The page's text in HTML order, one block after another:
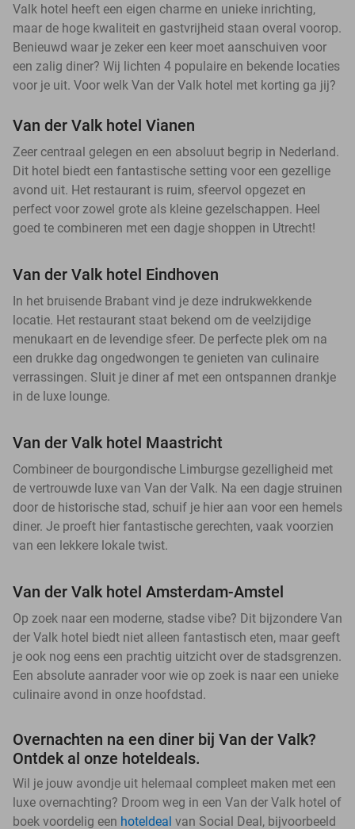
Valk hotel heeft een eigen charme en unieke inrichting,
maar de hoge kwaliteit en gastvrijheid staan overal voorop.
Benieuwd waar je zeker een keer moet aanschuiven voor
een zalig diner? Wij lichten 4 populaire en bekende locaties
voor je uit. Voor welk Van der Valk hotel met korting ga jij?
Van der Valk hotel Vianen
Zeer centraal gelegen en een absoluut begrip in Nederland.
Dit hotel biedt een fantastische setting voor een gezellige
avond uit. Het restaurant is ruim, sfeervol opgezet en
perfect voor zowel grote als kleine gezelschappen. Heel
goed te combineren met een dagje shoppen in Utrecht!
Van der Valk hotel Eindhoven
In het bruisende Brabant vind je deze indrukwekkende
locatie. Het restaurant staat bekend om de veelzijdige
menukaart en de levendige sfeer. De perfecte plek om na
een drukke dag ongedwongen te genieten van culinaire
verrassingen. Sluit je diner af met een ontspannen drankje
in de luxe lounge.
Van der Valk hotel Maastricht
Combineer de bourgondische Limburgse gezelligheid met
de vertrouwde luxe van Van der Valk. Na een dagje struinen
door de historische stad, schuif je hier aan voor een hemels
diner. Je proeft hier fantastische gerechten, vaak voorzien
van een lekkere lokale twist.
Van der Valk hotel Amsterdam-Amstel
Op zoek naar een moderne, stadse vibe? Dit bijzondere Van
der Valk hotel biedt niet alleen fantastisch eten, maar geeft
je ook nog eens een prachtig uitzicht over de stadsgrenzen.
Een absolute aanrader voor wie op zoek is naar een unieke
culinaire avond in onze hoofdstad.
Overnachten na een diner bij Van der Valk?
Ontdek al onze hoteldeals.
Wil je jouw avondje uit helemaal compleet maken met een
luxe overnachting? Droom weg in een Van der Valk hotel of
boek voordelig een hoteldeal van Social Deal, bijvoorbeeld